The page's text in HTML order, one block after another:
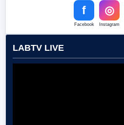
f
Facebook
◎
Instagram
LABTV LIVE